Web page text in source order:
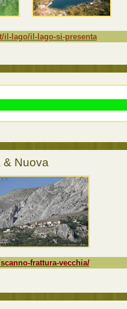
il-lago/il-lago-si-presenta
& Nuova
frattura-vecchia/